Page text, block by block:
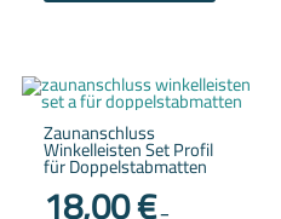
Zaunanschluss
Winkelleisten Set Profil
für Doppelstabmatten
Dieses
Produkt
weist